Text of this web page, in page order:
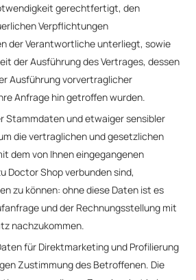
gerechtfertigt, den
Verpflichtungen
der Verantwortliche unterliegt, sowie
der Ausführung des Vertrages, dessen
Ausführung vorvertraglicher
Anfrage hin getroffen wurden.
Stammdaten und etwaiger sensibler
die vertraglichen und gesetzlichen
dem von Ihnen eingegangenen
Doctor Shop verbunden sind,
zu können: ohne diese Daten ist es
und der Rechnungsstellung mit
nachzukommen.
für Direktmarketing und Profilierung
Zustimmung des Betroffenen. Die